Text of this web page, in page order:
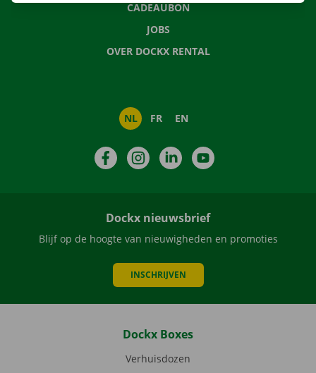
CADEAUBON
JOBS
OVER DOCKX RENTAL
NL FR EN
FacebookInstagramLinkedIn
Dockx nieuwsbrief
Blijf op de hoogte van nieuwigheden en promoties
INSCHRIJVEN
Dockx Boxes
Verhuisdozen